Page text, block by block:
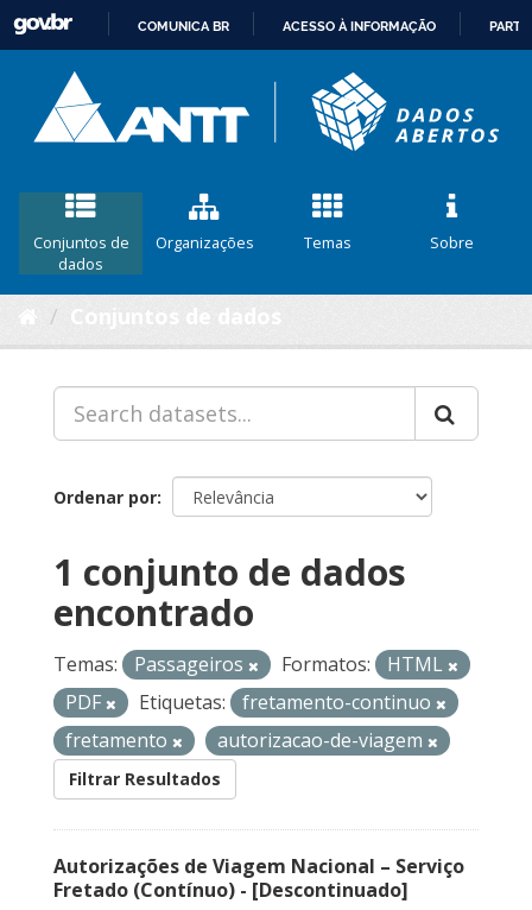
CONTEÚDO
COMUNICA BR ACESSO À INFORMAÇÃO
Conjuntos de
dados
Organizações Temas Sobre
Ordenar por
1 conjunto de dados
encontrado
Temas: Passageiros Formatos:
HTML
PDF
Etiquetas:
fretamento-continuo
fretamento
autorizacao-de-viagem
Filtrar Resultados
Autorizações de Viagem Nacional – Serviço
Fretado (Contínuo) - [Descontinuado]